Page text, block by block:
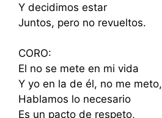
Y decidimos estar
Juntos, pero no revueltos.
CORO:
El no se mete en mi vida
Y yo en la de él, no me meto,
Hablamos lo necesario
Es un pacto de respeto,